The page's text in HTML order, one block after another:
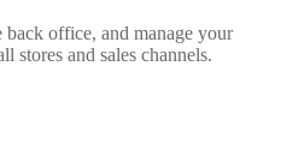
office, and manage your
stores and sales channels.